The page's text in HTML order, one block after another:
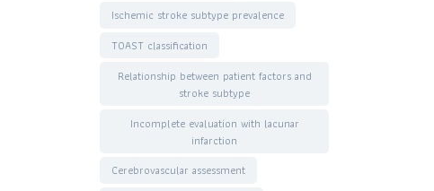
Ischemic stroke subtype prevalence
TOAST classification
Relationship between patient factors and
stroke subtype
Incomplete evaluation with lacunar
infarction
Cerebrovascular assessment